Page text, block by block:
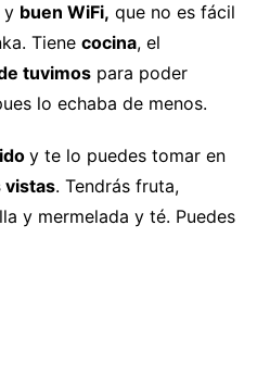
y buen WiFi, que no es fácil
Tiene cocina, el
tuvimospara poder
lo echaba de menos.
y te lo puedes tomar en
vistas. Tendrás fruta,
y mermelada y té. Puedes